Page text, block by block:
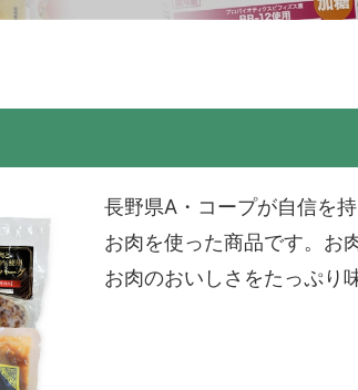
長野県A・コープが自信を
お肉を使った商品です。お
お肉のおいしさをたっぷり